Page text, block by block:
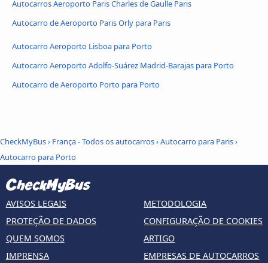
Autocarros Aeroporto Paris Charles de Gaulle Paris
Autocarro de Aeroporto Paris Orly para Paris
Autocarro Aeroporto Lisboa para Porto
Autocarro Aeroporto Adolfo-Suárez Madrid-Barajas para Porto
Autocarro de Aeroporto Porto para Porto
CheckMyBus› França - Todos os autocarros›Autocarro para Paris›
Autocarro para Porto
AVISOS LEGAIS
PROTEÇÃO DE DADOS
QUEM SOMOS
IMPRENSA
METODOLOGIA
CONFIGURAÇÃO DE COOKIES
ARTIGO
EMPRESAS DE AUTOCARROS